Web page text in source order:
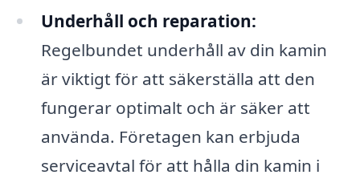
Underhåll och reparation:
Regelbundet underhåll av din kamin
är viktigt för att säkerställa att den
fungerar optimalt och är säker att
använda. Företagen kan erbjuda
serviceavtal för att hålla din kamin i